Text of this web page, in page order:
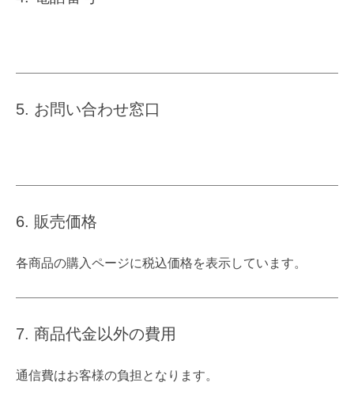
5. お問い合わせ窓口
6. 販売価格
各商品の購入ページに税込価格を表示しています。
7. 商品代金以外の費用
通信費はお客様の負担となります。